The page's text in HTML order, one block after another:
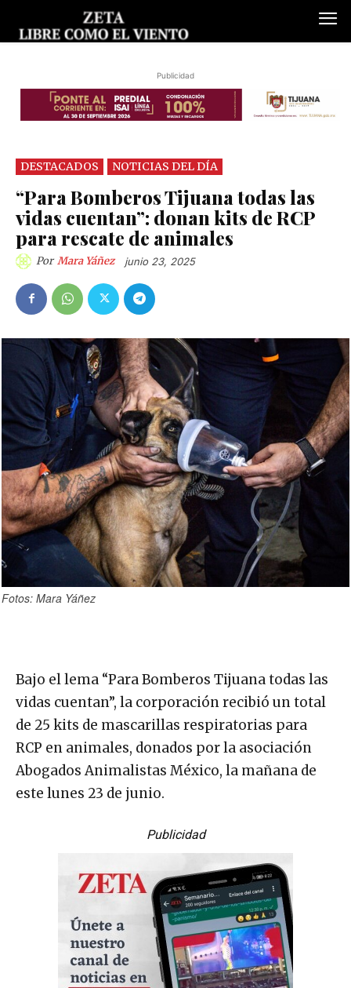
Publicidad
DESTACADOS NOTICIAS DEL DÍA
“Para Bomberos Tijuana todas las
vidas cuentan”: donan kits de RCP
para rescate de animales
Por Mara Yáñez junio 23, 2025
Fotos: Mara Yáñez
Bajo el lema “Para Bomberos Tijuana todas las
vidas cuentan”, la corporación recibió un total
de 25 kits de mascarillas respiratorias para
RCP en animales, donados por la asociación
Abogados Animalistas México, la mañana de
este lunes 23 de junio.
Publicidad